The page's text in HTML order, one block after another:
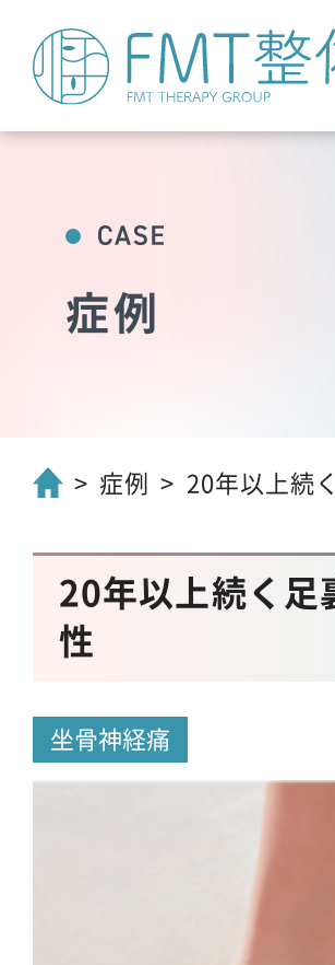
症例
症例 20年以上続
20年以上続く足
性
坐骨神経痛